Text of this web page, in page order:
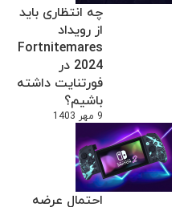
چه انتظاری باید
از رویداد
Fortnitemares
2024 در
فورتنایت داشته
باشیم؟
9 مهر 1403
احتمال عرضه